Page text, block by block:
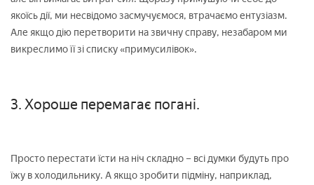
якоїсь дії, ми несвідомо засмучуємося, втрачаємо ентузіазм.
Але якщо дію перетворити на звичну справу, незабаром ми
викреслимо її зі списку «примусилівок».
3. Хороше перемагає погані.
Просто перестати їсти на ніч складно – всі думки будуть про
їжу в холодильнику. А якщо зробити підміну, наприклад,